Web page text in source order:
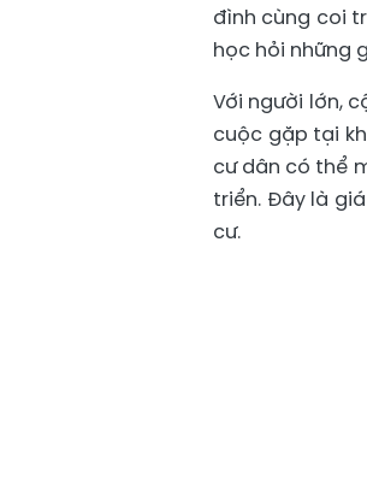
đình cùng coi
học hỏi những
Với người lớn,
cuộc gặp tại
cư dân có thể
triển. Đây là
cư.